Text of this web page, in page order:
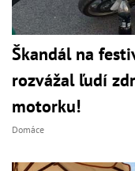
Škandál na
rozvážal ľudí
motorku!
Domáce